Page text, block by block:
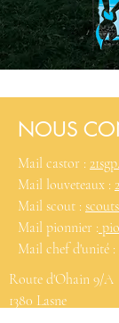
NOUS
Mail castor :
Mail louveteaux :
Mail scout :
Mail pionnier :
Mail chef d'unité :
Route d'Ohain 9/A
1380 Lasne